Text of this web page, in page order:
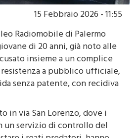
15 Febbraio 2026 - 11:55
Radiomobile di Palermo
di 20 anni, già noto alle
insieme a un complice
a pubblico ufficiale,
senza patente, con recidiva
in via San Lorenzo, dove i